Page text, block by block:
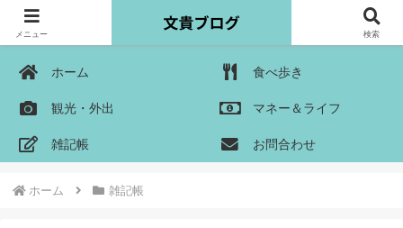
ホーム 食べ歩き
観光・外出 マネー＆ライフ
雑記帳 お問合わせ
ホーム 雑記帳
メニュー 検索